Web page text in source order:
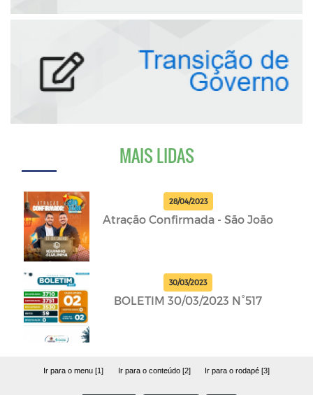
MAIS LIDAS
28/04/2023
Atração Confirmada - São João
30/03/2023
BOLETIM 30/03/2023 N°517
Ir para o menu [1] Ir para o conteúdo [2] Ir para o rodapé [3]